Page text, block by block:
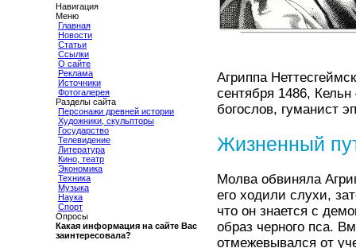
Навигация
Меню
Главная
Новости
Статьи
Ссылки
О сайте
Реклама
Источники
Фотогалерея
Разделы сайта
Персонажи древней истории
Художники, скульпторы
Государство
Телевидение
Литература
Кино, театр
Экономика
Техника
Музыка
Наука
Спорт
Опросы
Какая информация на сайте Вас
заинтересовала?
Агриппа
сентября 1486,
богослов, гуманист
Жизненный
Молва обвиняла
его ходили слухи,
что он знается с
образ черного пса.
отмежевывался от